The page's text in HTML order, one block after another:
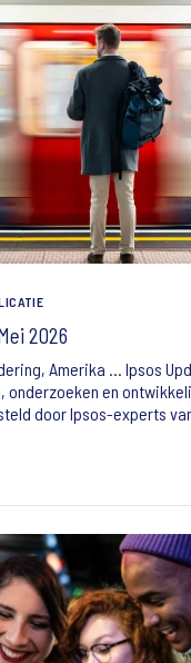
2026
Amerika … Ipsos
onderzoeken en
door Ipsos-experts